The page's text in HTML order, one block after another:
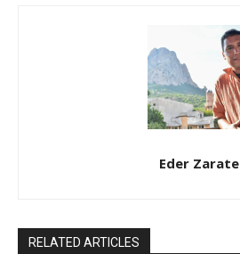
Eder Zarate
RELATED ARTICLES